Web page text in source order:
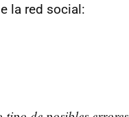
la red social: